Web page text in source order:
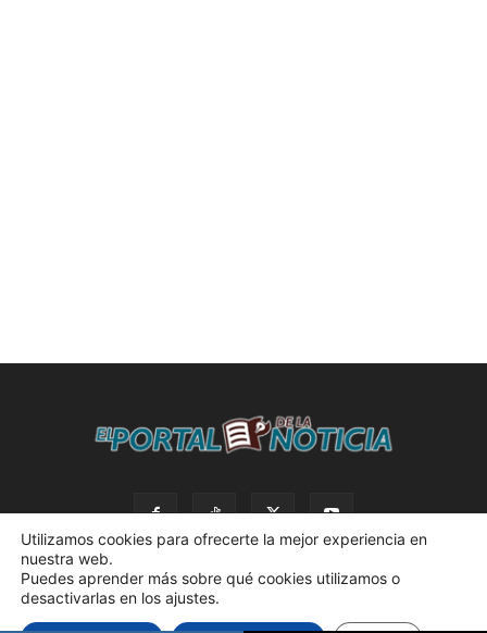
© 2023 El Portal de la Noticia. Todos los derechos reservados. |
Utilizamos cookies para ofrecerte la mejor experiencia en
nuestra web.
Puedes aprender más sobre qué cookies utilizamos o
desactivarlas en los ajustes.